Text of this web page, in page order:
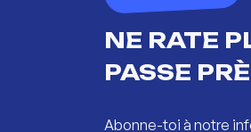
NE RATE
PASSE
Abonne-toi à notre